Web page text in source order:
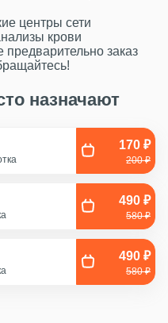
центры сети
крови
заказ
назначают
170 ₽
200 ₽
490 ₽
580 ₽
490 ₽
580 ₽